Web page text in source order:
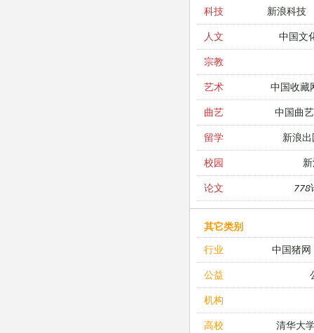
科技 新浪科技
人文 中国文
宗教
艺术 中国收藏
曲艺 中国曲
留学 新浪
校园
论文 778
其它类别
行业
中国猪网
公益
机构
高校 清华大